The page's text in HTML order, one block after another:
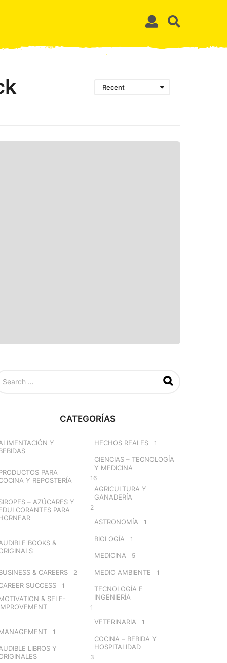
Recent
CATEGORÍAS
Y
PARA
Y REPOSTERÍA
– AZÚCARES Y
PARA
BOOKS &
& CAREERS 2
SUCCESS 1
& SELF-
1
LIBROS Y
HECHOS REALES 1
CIENCIAS – TECNOLOGÍA
Y MEDICINA
16
AGRICULTURA Y
GANADERÍA
2
ASTRONOMÍA 1
BIOLOGÍA 1
MEDICINA 5
MEDIO AMBIENTE 1
TECNOLOGÍA E
INGENIERÍA
1
VETERINARIA 1
COCINA – BEBIDA Y
HOSPITALIDAD
3